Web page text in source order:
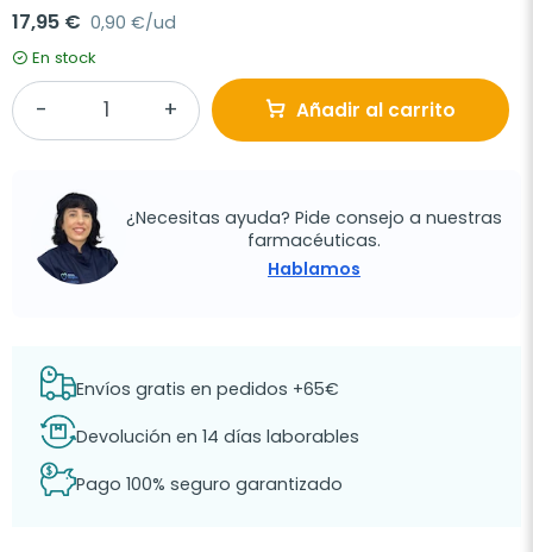
17,95 € 0,90 €/ud
En stock
Añadir al carrito
¿Necesitas ayuda? Pide consejo a nuestras
farmacéuticas.
Hablamos
Envíos gratis en pedidos +65€
Devolución en 14 días laborables
Pago 100% seguro garantizado